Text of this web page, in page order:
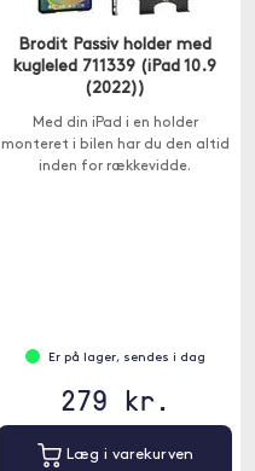
Brodit Passiv holder med
kugleled 711339 (iPad 10.9
(2022))
Med din iPad i en holder
monteret i bilen har du den altid
inden for rækkevidde.
Er på lager, sendes i dag
279 kr.
Læg i varekurven